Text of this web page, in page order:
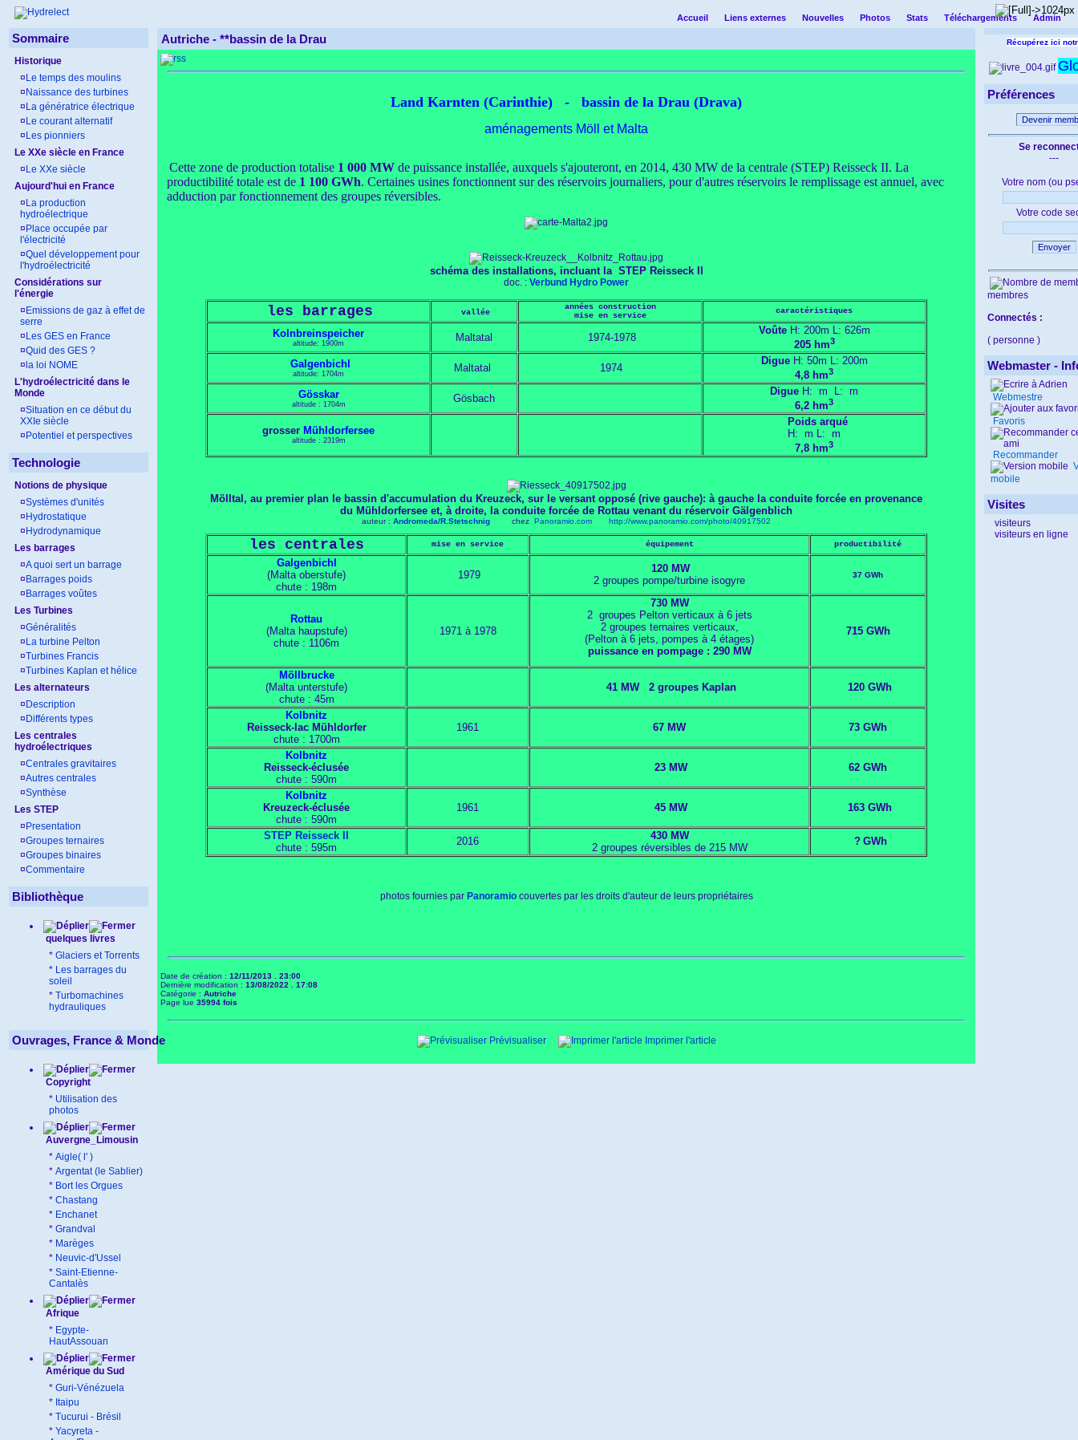
Admin
Accueil Liens externes Nouvelles Photos Stats Téléchargements
Sommaire
Historique
¤ Le temps des moulins
¤ Naissance des turbines
¤ La génératrice électrique
¤ Le courant alternatif
¤ Les pionniers
Le XXe siècle en France
¤ Le XXe siècle
Aujourd'hui en France
¤ La production
hydroélectrique
¤ Place occupée par
l'électricité
¤Quel développement pour
l'hydroélectricité
Considérations sur
l'énergie
¤ Emissions de gaz à effet de
serre
¤ Les GES en France
¤Quid des GES ?
¤ la loi NOME
L'hydroélectricité dans le
Monde
¤Situation en ce début du
XXIe siècle
¤ Potentiel et perspectives
Technologie
Notions de physique
¤Systèmes d'unités
¤ Hydrostatique
¤ Hydrodynamique
Les barrages
¤A quoi sert un barrage
¤ Barrages poids
¤ Barrages voûtes
Les Turbines
¤Généralités
¤ La turbine Pelton
¤Turbines Francis
¤Turbines Kaplan et hélice
Les alternateurs
¤ Description
¤ Différents types
Les centrales
hydroélectriques
¤Centrales gravitaires
¤Autres centrales
¤Synthèse
Les STEP
¤ Presentation
¤Groupes ternaires
¤Groupes binaires
¤Commentaire
Bibliothèque
quelques livres
* Glaciers et Torrents
* Les barrages du
soleil
* Turbomachines
hydrauliques
Ouvrages, France & Monde
Copyright
* Utilisation des
photos
Auvergne_Limousin
* Aigle( l' )
* Argentat (le Sablier)
* Bort les Orgues
* Chastang
* Enchanet
* Grandval
* Marèges
* Neuvic-d'Ussel
* Saint-Etienne-
Cantalès
Afrique
* Egypte-
HautAssouan
Amérique du Sud
* Guri-Vénézuela
* Itaipu
* Tucurui - Brésil
* Yacyreta -
Autriche - **bassin de la Drau
Land Karnten (Carinthie) - bassin de la Drau (Drava)
aménagements Möll et Malta
Cette zone de production totalise 1 000 MW de puissance installée, auxquels s'ajouteront, en 2014, 430 MW de la centrale (STEP) Reisseck II. La
productibilité totale est de 1 100 GWh. Certaines usines fonctionnent sur des réservoirs journaliers, pour d'autres réservoirs le remplissage est annuel, avec
adduction par fonctionnement des groupes réversibles.
schéma des installations, incluant la STEP Reisseck II
doc. : Verbund Hydro Power
les barrages vallée
années construction
mise en service
caractéristiques
Kolnbreinspeicher
altitude: 1900m Maltatal 1974-1978
VoûteH: 200m L: 626m
205 hm3
Galgenbichl
altitude: 1704m Maltatal 1974
DigueH: 50m L: 200m
4,8 hm3
Gösskar
altitude : 1704m Gösbach
Digue H: m L: m
6,2 hm3
grosser Mühldorfersee
altitude : 2319m
Poids arqué
H: m L: m
7,8 hm3
Mölltal, au premier plan le bassin d'accumulation du Kreuzeck, sur le versant opposé (rive gauche): à gauche la conduite forcée en provenance
du Mühldorfersee et, à droite, la conduite forcée de Rottau venant du réservoir Gälgenblich
auteur : Andromeda/R.Stetschnig chez Panoramio.com http://www.panoramio.com/photo/40917502
les centrales mise en service équipement productibilité
Galgenbichl
(Malta oberstufe)
chute : 198m
1979
120 MW
2 groupes pompe/turbine isogyre
37 GWh
Rottau
(Malta haupstufe)
chute : 1106m
1971 à 1978
730 MW
2 groupes Pelton verticaux à 6 jets
2 groupes ternaires verticaux,
(Pelton à 6 jets, pompes à 4 étages)
puissance en pompage : 290 MW
715 GWh
Möllbrucke
(Malta unterstufe)
chute : 45m
41 MW 2 groupes Kaplan 120 GWh
Kolbnitz
Reisseck-lac Mühldorfer
chute : 1700m
1961 67 MW 73 GWh
Kolbnitz
Reisseck-éclusée
chute : 590m
23 MW 62 GWh
Kolbnitz
Kreuzeck-éclusée
chute : 590m
1961 45 MW 163 GWh
STEP Reisseck II
chute : 595m
2016
430 MW
2 groupes réversibles de 215 MW
? GWh
photos fournies par Panoramiocouvertes par les droits d'auteur de leurs propriétaires
Date de création : 12/11/2013 . 23:00
Dernière modification : 13/08/2022 . 17:08
Catégorie : Autriche
Page lue 35994 fois
Prévisualiser Imprimer l'article
Récupérez ici
Préférences
Devenir
Se
---
Votre nom (ou
Votre code
Envoyer
membres
Connectés :
( personne )
Webmaster -
Webmestre
Favoris
Recommander
mobile
Visites
visiteurs
visiteurs en ligne